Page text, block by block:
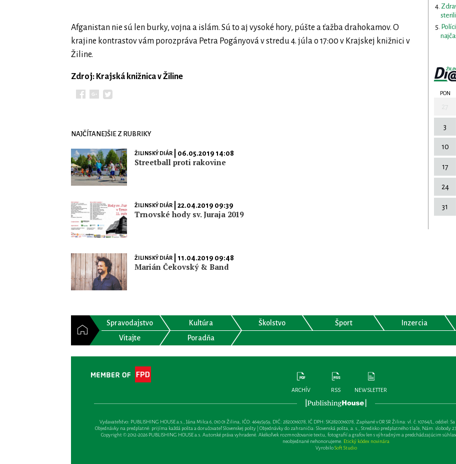
Afganistan nie sú len burky, vojna a islám. Sú to aj vysoké hory, púšte a ťažba drahokamov. O
krajine kontrastov vám porozpráva Petra Pogányová v stredu 4. júla o 17:00 v Krajskej knižnici v
Žiline.
Zdroj: Krajská knižnica v Žiline
NAJČÍTANEJŠIE Z RUBRIKY
ŽILINSKÝ DIÁR| 06.05.2019 14:08
Streetball proti rakovine
ŽILINSKÝ DIÁR| 22.04.2019 09:39
Trnovské hody sv. Juraja 2019
ŽILINSKÝ DIÁR| 11.04.2019 09:48
Marián Čekovský & Band
PON
3
10
17
24
31
Spravodajstvo Kultúra Školstvo Šport Inzercia
Vitajte
Poradňa
ARCHÍV RSS NEWSLETTER
Vydavateľsťvo: PUBLISHING HOUSE a.s., Jána Milca 6, 010 01 Žilina, IČO: 46495959, DIČ: 2820016078, IČ DPH: SK2820016078, Zapísané v OR SR Žilina: vl. č. 10764/L, oddiel:
Objednávky na predplatné: prijíma každá pošta a doručovateľ Slovenskej pošty | Objednávky do zahraničia: Slovenská pošta, a. s., Stredisko predplatného tlače, Nám. slobody
Copyright © 2012-2026 PUBLISHING HOUSE a.s. Autorské práva vyhradené. Akékoľvek rozmnožovanie textu, fotografií a grafov len s výhradným a predchádzajúcim
neobjednané nehonorujeme. Etický kódex novinára
VyrobiloSoft Studio